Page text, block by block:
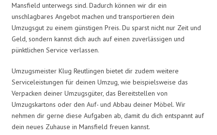
Mansfield unterwegs sind. Dadurch können wir dir ein
unschlagbares Angebot machen und transportieren dein
Umzugsgut zu einem günstigen Preis. Du sparst nicht nur Zeit und
Geld, sondern kannst dich auch auf einen zuverlässigen und
pünktlichen Service verlassen.
Umzugsmeister Klug Reutlingen bietet dir zudem weitere
Serviceleistungen für deinen Umzug, wie beispielsweise das
Verpacken deiner Umzugsgüter, das Bereitstellen von
Umzugskartons oder den Auf- und Abbau deiner Möbel. Wir
nehmen dir gerne diese Aufgaben ab, damit du dich entspannt auf
dein neues Zuhause in Mansfield freuen kannst.